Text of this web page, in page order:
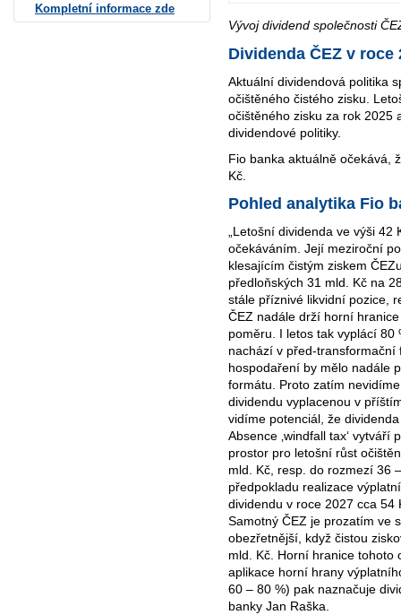
Vývoj dividend společnosti
Dividenda ČEZ v roce
Aktuální dividendová politika
očištěného čistého zisku.
očištěného zisku za rok 2025
dividendové politiky.
Fio banka aktuálně očekává,
Kč.
Pohled analytika Fio
„Letošní dividenda ve výši 42
očekáváním. Její meziroční
klesajícím čistým ziskem
předloňských 31 mld. Kč na
stále příznivé likvidní pozice,
ČEZ nadále drží horní
poměru. I letos tak vyplácí 80
nachází v před-transformační
hospodaření by mělo nadále
formátu. Proto zatím
dividendu vyplacenou v
vidíme potenciál, že
Absence ‚windfall tax‘
prostor pro letošní růst
mld. Kč, resp. do rozmezí 36
předpokladu realizace
dividendu v roce 2027 cca 54
Samotný ČEZ je prozatím ve
obezřetnější, když čistou
mld. Kč. Horní hranice tohoto
aplikace horní hrany
60 – 80 %) pak naznačuje
banky Jan Raška.
Kompletní informace zde